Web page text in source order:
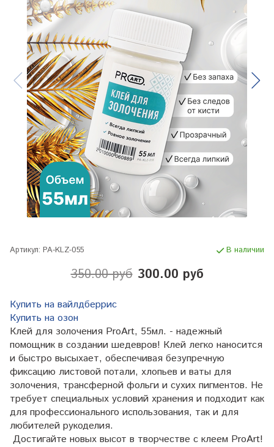
Артикул: PA-KLZ-055 В наличии
350.00 руб 300.00 руб
Купить на вайлдберрис
Купить на озон
Клей для золочения ProArt, 55мл. - надежный
помощник в создании шедевров! Клей легко наносится
и быстро высыхает, обеспечивая безупречную
фиксацию листовой потали, хлопьев и ваты для
золочения, трансферной фольги и сухих пигментов. Не
требует специальных условий хранения и подходит как
для профессионального использования, так и для
любителей рукоделия.
Достигайте новых высот в творчестве с клеем ProArt!